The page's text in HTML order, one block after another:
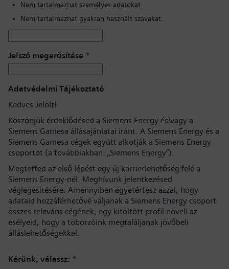
Nem tartalmazhat személyes adatokat.
Nem tartalmazhat gyakran használt szavakat.
Jelszó megerősítése *
Adatvédelmi Tájékoztató
Kedves Jelölt!
Köszönjük érdeklődésed a Siemens Energy és/vagy a
Siemens Gamesa állásajánlatai iránt. A Siemens Energy és a
Siemens Gamesa cégek együtt alkotják a Siemens Energy
csoportot (a továbbiakban: „Siemens Energy”).
Megtetted az első lépést egy új karrierlehetőség felé a
Siemens Energy-nél. Meghívunk jelentkezésed
véglegesítésére. Amennyiben egyetértesz azzal, hogy
adataid hozzáférhetővé váljanak a Siemens Energy csoport
összes releváns cégének, egy kitöltött profil növeli az
esélyeid, hogy a toborzóink megtaláljanak jövőbeli
álláslehetőségekkel.
Kérünk, válassz: *